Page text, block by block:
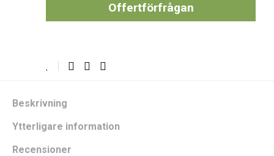
Offertförfrågan
Beskrivning
Ytterligare information
Recensioner